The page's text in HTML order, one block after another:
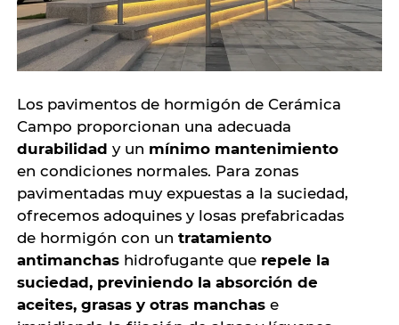
Los pavimentos de hormigón de Cerámica
Campo proporcionan una adecuada
durabilidad y un mínimo mantenimiento
en condiciones normales. Para zonas
pavimentadas muy expuestas a la suciedad,
ofrecemos adoquines y losas prefabricadas
de hormigón con un tratamiento
antimanchashidrofugante que repele la
suciedad, previniendo la absorción de
aceites, grasas y otras manchase